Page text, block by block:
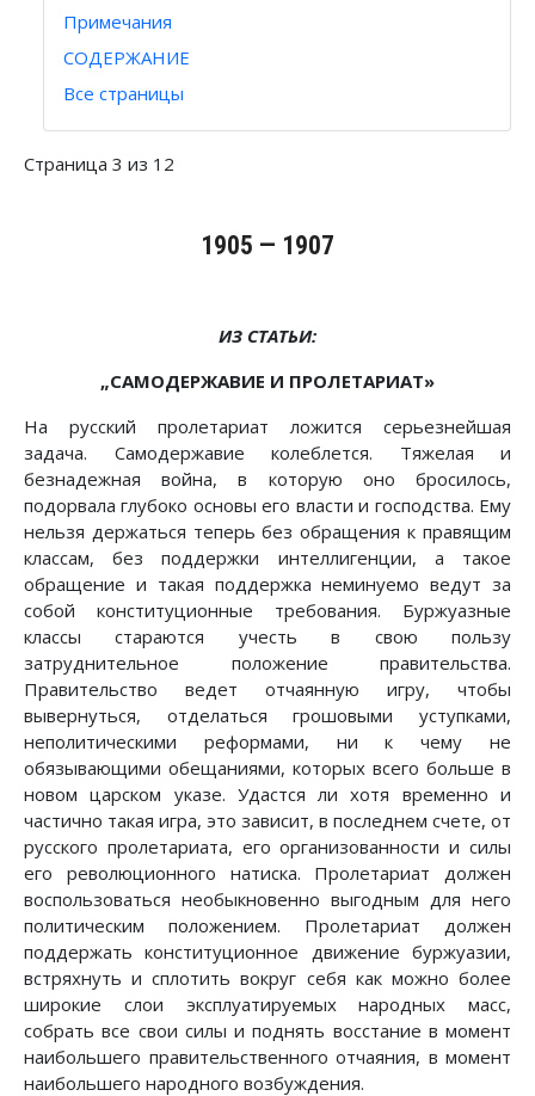
Примечания
СОДЕРЖАНИЕ
Все страницы
Страница 3 из 12
1905 — 1907
ИЗ СТАТЬИ:
„САМОДЕРЖАВИЕ И ПРОЛЕТАРИАТ»
На русский пролетариат ложится серьезнейшая
задача. Самодержавие колеблется. Тяжелая и
безнадежная война, в которую оно бросилось,
подорвала глубоко основы его власти и господства. Ему
нельзя держаться теперь без обращения к правящим
классам, без поддержки интеллигенции, а такое
обращение и такая поддержка неминуемо ведут за
собой конституционные требования. Буржуазные
классы стараются учесть в свою пользу
затруднительное положение правительства.
Правительство ведет отчаянную игру, чтобы
вывернуться, отделаться грошовыми уступками,
неполитическими реформами, ни к чему не
обязывающими обещаниями, которых всего больше в
новом царском указе. Удастся ли хотя временно и
частично такая игра, это зависит, в последнем счете, от
русского пролетариата, его организованности и силы
его революционного натиска. Пролетариат должен
воспользоваться необыкновенно выгодным для него
политическим положением. Пролетариат должен
поддержать конституционное движение буржуазии,
встряхнуть и сплотить вокруг себя как можно более
широкие слои эксплуатируемых народных масс,
собрать все свои силы и поднять восстание в момент
наибольшего правительственного отчаяния, в момент
наибольшего народного возбуждения.